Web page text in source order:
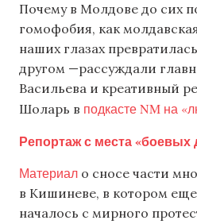
Почему в Молдове до сих
гомофобия, как
наших глазах
другом —рассуждали
Васильева и креативный
Шоларь в подкасте NM на
Репортаж с места «боевых
Материал о сносе части
в Кишиневе, в котором
началось с мирного